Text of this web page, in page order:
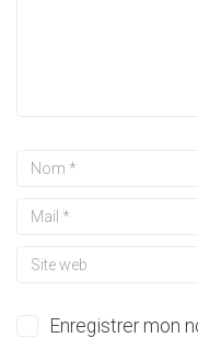
Enregistrer mon